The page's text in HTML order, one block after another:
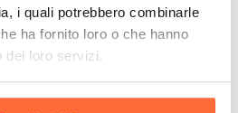
i quali potrebbero combinarle
ha fornito loro o che hanno
dei loro servizi.